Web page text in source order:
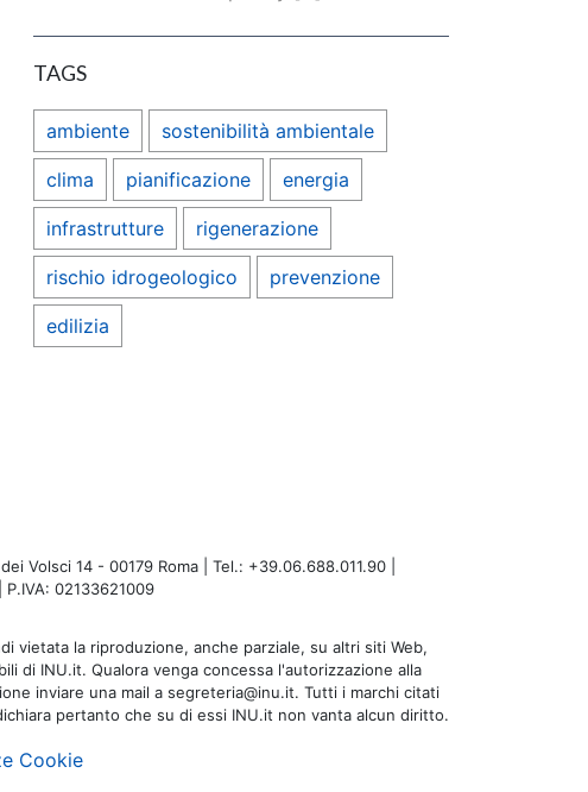
TAGS
ambiente sostenibilità ambientale
clima pianificazione energia
infrastrutture rigenerazione
rischio idrogeologico prevenzione
edilizia
Volsci 14 - 00179 Roma | Tel.: +39.06.688.011.90 |
02133621009
vietata la riproduzione, anche parziale, su altri siti Web,
di INU.it. Qualora venga concessa l'autorizzazione alla
inviare una mail a segreteria@inu.it. Tutti i marchi citati
pertanto che su di essi INU.it non vanta alcun diritto.
Cookie